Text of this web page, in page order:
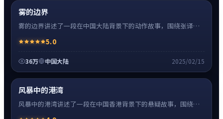
超清4K
雾的边界
雾的边界讲述了一段在中国大陆背景下的动作故事，围绕张译饰
情绪克制。5.0
36万 中国大陆 2025/02/15
超清4K
风暴中的港湾
风暴中的港湾讲述了一段在中国香港背景下的悬疑故事，围绕刘